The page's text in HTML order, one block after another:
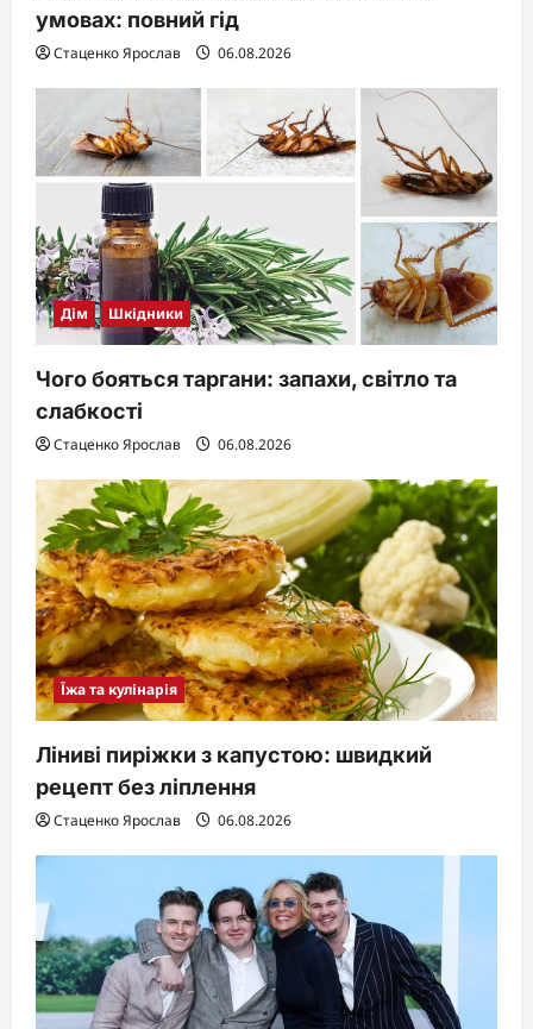
умовах: повний гід
Стаценко Ярослав 06.08.2026
Дім Шкідники
Чого бояться таргани: запахи, світло та
слабкості
Стаценко Ярослав 06.08.2026
Їжа та кулінарія
Ліниві пиріжки з капустою: швидкий
рецепт без ліплення
Стаценко Ярослав 06.08.2026